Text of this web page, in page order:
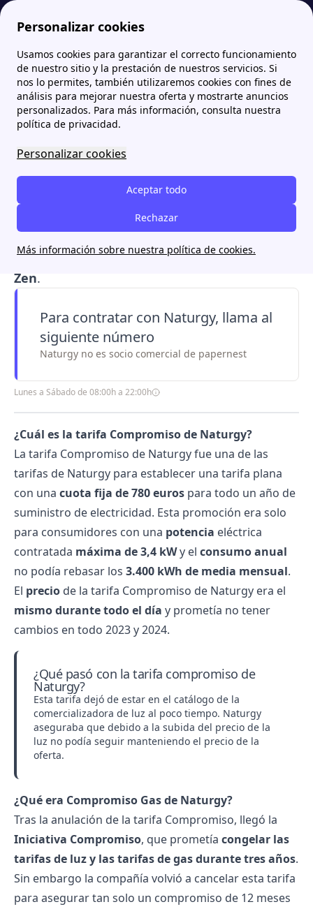
Personalizar cookies
Usamos cookies para garantizar el correcto funcionamiento
de nuestro sitio y la prestación de nuestros servicios. Si
nos lo permites, también utilizaremos cookies con fines de
análisis para mejorar nuestra oferta y mostrarte anuncios
personalizados. Para más información, consulta nuestra
política de privacidad.
Personalizar cookies
Aceptar todo
Rechazar
Más información sobre nuestra política de cookies.
Papernest.es MoreTarifas Tarifa Compromiso de Naturgy: ¿Puedo contratarla?
Tarifa Compromiso de
Naturgy: ¿Puedo
contratarla?
Latarifa Compromiso de Naturgyera una
oferta con una
cuota fija anual de 780 euros
para electricidad, perofue retirada
como laTarifa Por Uso Luzy laTarifa Plana
Zen.
Para contratar con Naturgy, llama al
siguiente número
Naturgy no es socio comercial de papernest
Lunes a Sábado de 08:00h a 22:00h
¿Cuál es la tarifa Compromiso de Naturgy?
La tarifa Compromiso de Naturgyfue una de las
tarifas de Naturgy para establecer una tarifa plana
con una cuota fija de 780 euros para todo un año de
suministro de electricidad. Esta promoción era solo
para consumidores con una potencia eléctrica
contratada máxima de 3,4 kWy el consumo anual
no podía rebasar los 3.400 kWh de media mensual.
El precio de la tarifa Compromiso de Naturgy era el
mismo durante todo el día y prometía no tener
cambios en todo 2023 y 2024.
¿Qué pasó con la tarifa compromiso de
Naturgy?
Esta tarifa dejó de estar en el catálogo de la
comercializadora de luz al poco tiempo. Naturgy
aseguraba que debido a la subida del precio de la
luz no podía seguir manteniendo el precio de la
oferta.
¿Qué era Compromiso Gas de Naturgy?
Tras la anulación de la tarifa Compromiso, llegó la
Iniciativa Compromiso, que prometía congelar las
tarifas de luz y lastarifas de gasdurante tres años.
Sin embargo la compañía volvió a cancelar esta tarifa
para asegurar tan solo un compromiso de 12 meses